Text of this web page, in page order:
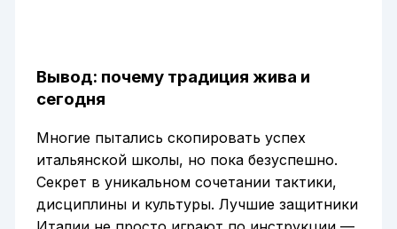
Вывод: почему традиция жива и
сегодня
Многие пытались скопировать успех
итальянской школы, но пока безуспешно.
Секрет в уникальном сочетании тактики,
дисциплины и культуры. Лучшие защитники